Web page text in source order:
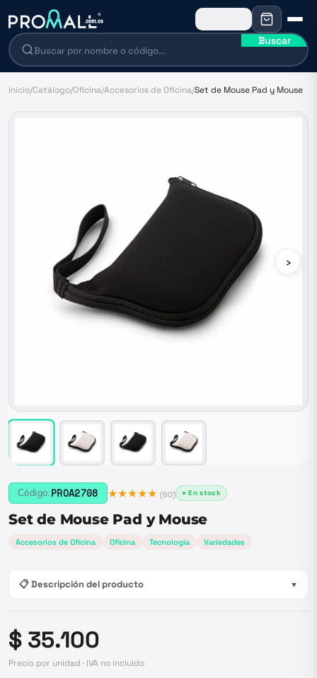
Buscar
Inicio/Catálogo/Oficina/Accesorios de Oficina/Set de Mouse Pad y Mouse
›
Código: PROA2708 ★★★★★ (60) ● En stock
Set de Mouse Pad y Mouse
Accesorios de Oficina Oficina Tecnología Variedades
📋 Descripción del producto ▼
$ 35.100
Precio por unidad · IVA no incluido